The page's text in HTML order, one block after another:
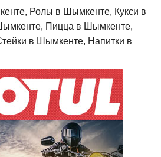
Ролы в Шымкенте, Кукси в
Пицца в Шымкенте,
в Шымкенте, Напитки в